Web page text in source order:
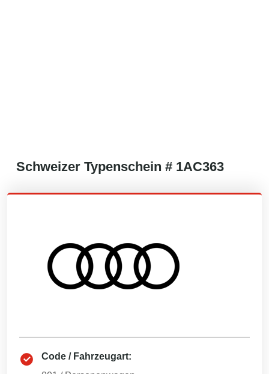
Schweizer Typenschein # 1AC363
Code / Fahrzeugart: